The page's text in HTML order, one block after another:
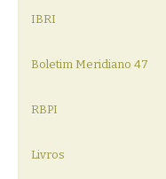
IBRI
Boletim Meridiano 47
RBPI
Livros